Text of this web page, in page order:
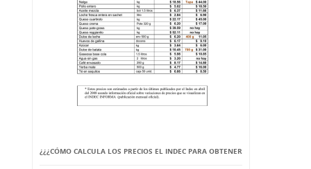
¿¿¿CÓMO CALCULA LOS PRECIOS EL INDEC PARA OBTENER